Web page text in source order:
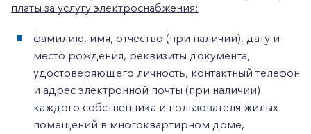
платы за услугу электроснабжения:
фамилию, имя, отчество (при наличии), дату и
место рождения, реквизиты документа,
удостоверяющего личность, контактный телефон
и адрес электронной почты (при наличии)
каждого собственника и пользователя жилых
помещений в многоквартирном доме,